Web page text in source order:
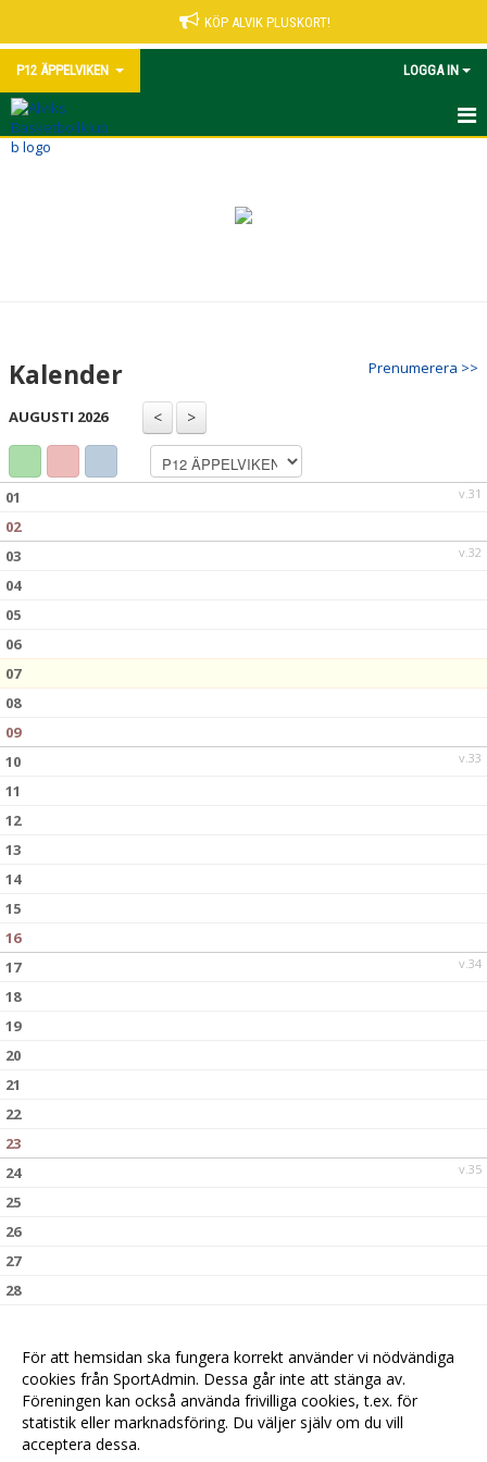
KÖP ALVIK PLUSKORT!
P12 ÄPPELVIKEN LOGGA IN
HEM
KONTAKT
Prenumerera >>
Kalender
AUGUSTI 2026
v.31
01
02
v.32
03
04
05
06
07
08
09
v.33
10
11
12
13
14
15
16
v.34
17
18
19
20
21
22
23
v.35
24
25
26
27
28
För att hemsidan ska fungera korrekt använder vi nödvändiga
cookies från SportAdmin. Dessa går inte att stänga av.
Föreningen kan också använda frivilliga cookies, t.ex. för
statistik eller marknadsföring. Du väljer själv om du vill
acceptera dessa.